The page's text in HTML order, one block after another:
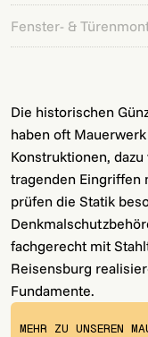
Fenster- &
Die historischen
haben oft
Konstruktionen,
tragenden Eingriffen
prüfen die Statik
fachgerecht mit
Reisensburg
Fundamente.
MEHR ZU UNSEREN